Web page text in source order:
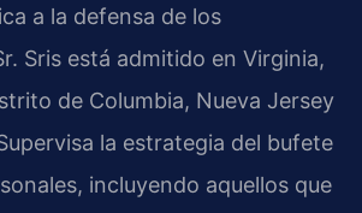
a la defensa de los
Sris está admitido en Virginia,
de Columbia, Nueva Jersey
la estrategia del bufete
incluyendo aquellos que